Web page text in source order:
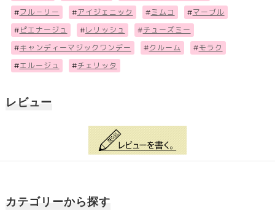
#フル－リー #アイジェニック #ミムコ #マーブル
# ピエナージュ # レリッシュ #チューズミー
#キャンディーマジックワンデー #クルーム #モラク
#エルージュ #チェリッタ
レビュー
カテゴリーから探す